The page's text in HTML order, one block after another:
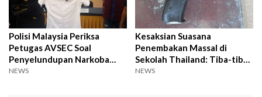
Polisi Malaysia Periksa
Petugas AVSEC Soal
Penyelundupan Narkoba
Pilot dari KLIA ke Jakarta
NEWS
Kesaksian Suasana
Penembakan Massal di
Sekolah Thailand: Tiba-tiba
Dor Dor Dor, Lalu Hening
NEWS